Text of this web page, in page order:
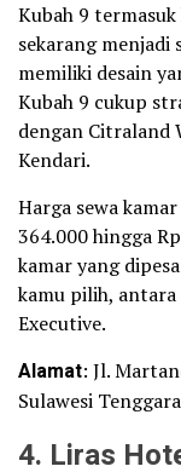
Kubah 9
sekarang menjadi
memiliki desain
Kubah 9 cukup
dengan Citraland
Kendari.
Harga sewa
364.000 hingga
kamar yang
kamu pilih, antara
Executive.
Alamat: Jl.
Sulawesi Tenggara
4. Liras